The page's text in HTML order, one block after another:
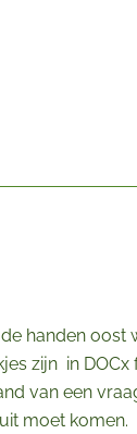
handen oost
zijn in DOCx
van een
moet komen.